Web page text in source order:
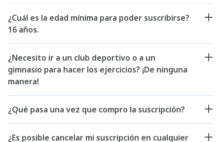
¿Cuál es la edad mínima para poder suscribirse?
16 años.
¿Necesito ir a un club deportivo o a un
gimnasio para hacer los ejercicios? ¡De ninguna
manera!
¿Qué pasa una vez que compro la suscripción?
¿Es posible cancelar mi suscripción en cualquier